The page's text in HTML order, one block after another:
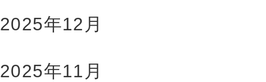
2025年12月
2025年11月